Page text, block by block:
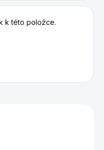
k této položce.